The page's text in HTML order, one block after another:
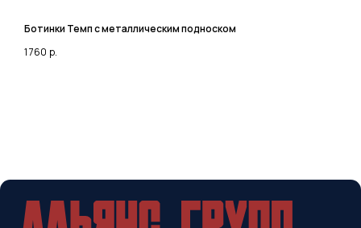
Ботинки Темп с металлическим подноском
1 760 р.